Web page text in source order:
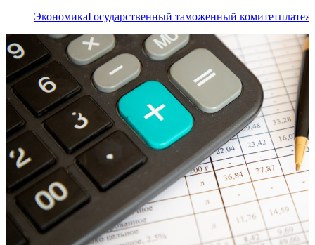
ЭкономикаГосударственный таможенный комитет